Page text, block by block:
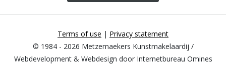
Terms of use | Privacy statement
© 1984 - 2026 Metzemaekers Kunstmakelaardij /
Webdevelopment & Webdesign door Internetbureau Omines